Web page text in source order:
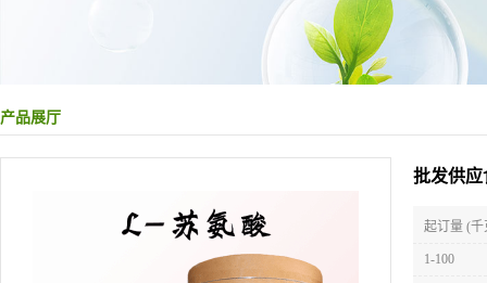
产品展厅
批发供
起订量 (千
1-100